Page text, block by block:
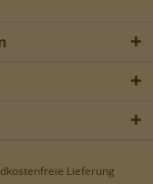
Lieferung